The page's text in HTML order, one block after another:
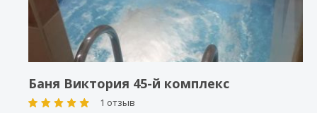
Баня Виктория 45-й комплекс
1 отзыв